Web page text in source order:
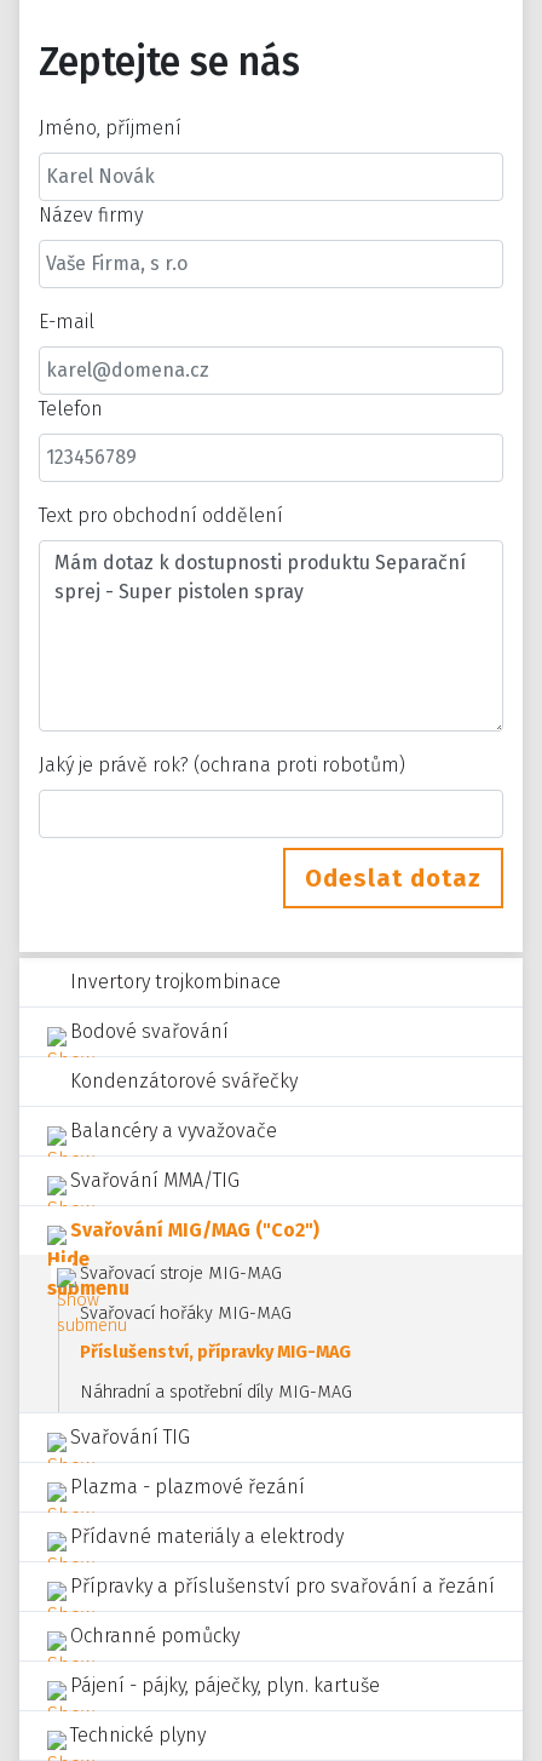
Invertory trojkombinace
Bodové svařování
Kondenzátorové svářečky
Balancéry a vyvažovače
Svařování MMA/TIG
Svařování MIG/MAG ("Co2")
Svařovací stroje MIG-MAG
Svařovací hořáky MIG-MAG
Příslušenství, přípravky MIG-MAG
Náhradní a spotřební díly MIG-MAG
Svařování TIG
Plazma - plazmové řezání
Přídavné materiály a elektrody
Přípravky a příslušenství pro svařování a řezání
Ochranné pomůcky
Pájení - pájky, páječky, plyn. kartuše
Technické plyny
Zeptejte se nás
Jméno, příjmení
Název firmy
E-mail
Telefon
Text pro obchodní oddělení
Jaký je právě rok? (ochrana proti robotům)
Odeslat dotaz